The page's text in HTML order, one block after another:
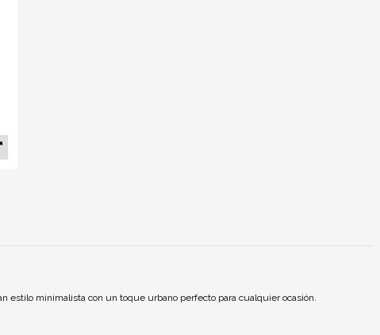
estilo minimalista con un toque urbano perfecto para cualquier ocasión.